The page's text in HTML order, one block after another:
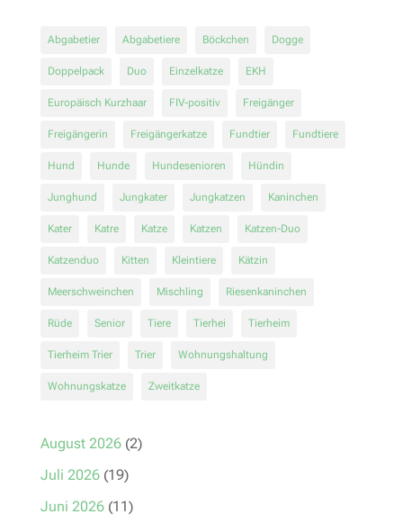
Abgabetier Abgabetiere Böckchen Dogge
Doppelpack Duo Einzelkatze EKH
Europäisch Kurzhaar FIV-positiv Freigänger
Freigängerin Freigängerkatze Fundtier Fundtiere
Hund Hunde Hundesenioren Hündin
Junghund Jungkater Jungkatzen Kaninchen
Kater Katre Katze Katzen Katzen-Duo
Katzenduo Kitten Kleintiere Kätzin
Meerschweinchen Mischling Riesenkaninchen
Rüde Senior Tiere Tierhei Tierheim
Tierheim Trier Trier Wohnungshaltung
Wohnungskatze Zweitkatze
August 2026(2)
Juli 2026(19)
Juni 2026(11)